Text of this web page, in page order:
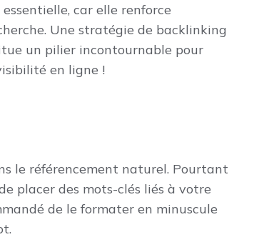
car elle renforce
Une stratégie de backlinking
un pilier incontournable pour
en ligne !
le référencement naturel. Pourtant
placer des mots-clés liés à votre
de le formater en minuscule